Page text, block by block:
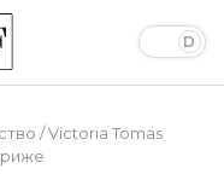
/Victoria Tomas